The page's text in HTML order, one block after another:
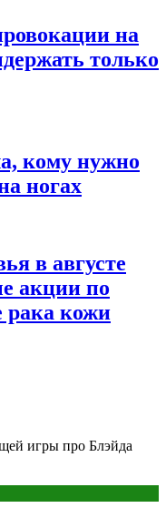
на
только
кому нужно
ногах
в августе
акции по
рака кожи
игры про Блэйда